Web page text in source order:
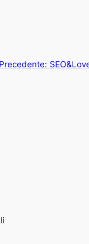
Precedente: